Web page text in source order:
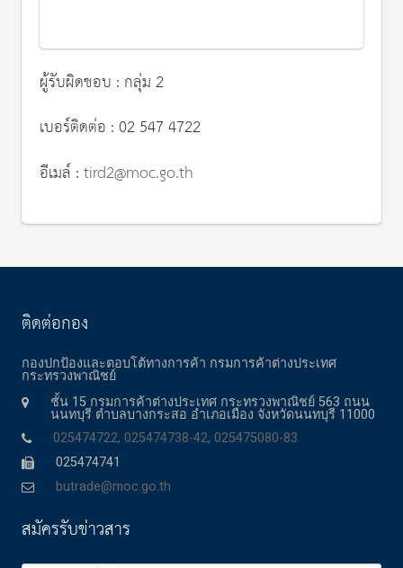
ผู้รับผิดชอบ : กลุ่ม 2
เบอร์ติดต่อ : 02 547 4722
อีเมล์ :tird2@moc.go.th
ติดต่อกอง
กองปกป้องและตอบโต้ทางการค้า กรมการค้าต่างประเทศ
กระทรวงพาณิชย์
ชั้น 15 กรมการค้าต่างประเทศ กระทรวงพาณิชย์ 563 ถนน
นนทบุรี ตำบลบางกระสอ อำเภอเมือง จังหวัดนนทบุรี 11000
025474722, 025474738-42, 025475080-83
025474741
butrade@moc.go.th
สมัครรับข่าวสาร